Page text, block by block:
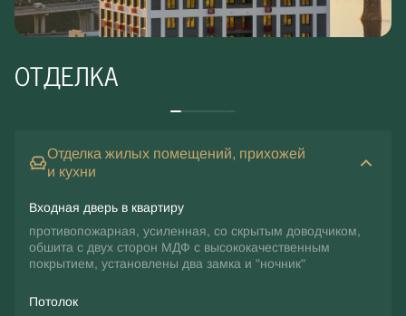
ОТДЕЛКА
Отделка жилых помещений, прихожей
и кухни
Входная дверь в квартиру
противопожарная, усиленная, со скрытым доводчиком,
обшита с двух сторон МДФ с высококачественным
покрытием, установлены два замка и "ночник"
Потолок